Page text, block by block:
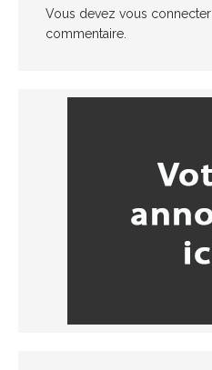
Vous devez vous connecter
commentaire.